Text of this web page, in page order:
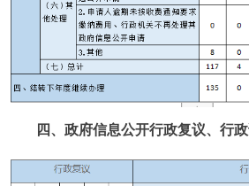
四、政府信息公开行政复议、行政